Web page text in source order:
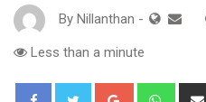
By Nillanthan -
Less than a minute
Google+